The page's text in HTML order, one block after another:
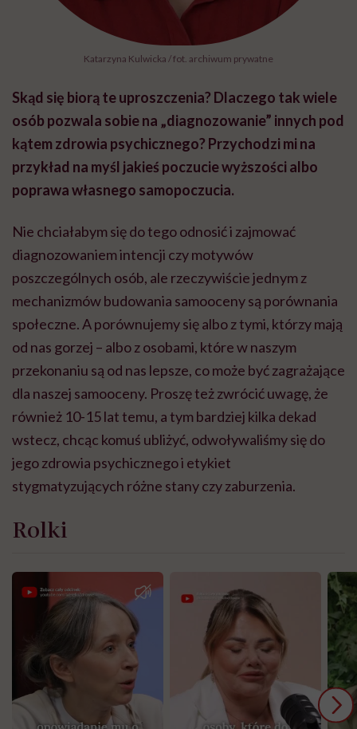
Katarzyna Kulwicka / fot. archiwum prywatne
Skąd się biorą te uproszczenia? Dlaczego tak wiele
osób pozwala sobie na „diagnozowanie” innych pod
kątem zdrowia psychicznego? Przychodzi mi na
przykład na myśl jakieś poczucie wyższości albo
poprawa własnego samopoczucia.
Nie chciałabym się do tego odnosić i zajmować
diagnozowaniem intencji czy motywów
poszczególnych osób, ale rzeczywiście jednym z
mechanizmów budowania samooceny są porównania
społeczne. A porównujemy się albo z tymi, którzy mają
od nas gorzej – albo z osobami, które w naszym
przekonaniu są od nas lepsze, co może być zagrażające
dla naszej samooceny. Proszę też zwrócić uwagę, że
również 10-15 lat temu, a tym bardziej kilka dekad
wstecz, chcąc komuś ubliżyć, odwoływaliśmy się do
jego zdrowia psychicznego i etykiet
stygmatyzujących różne stany czy zaburzenia.
Rolki